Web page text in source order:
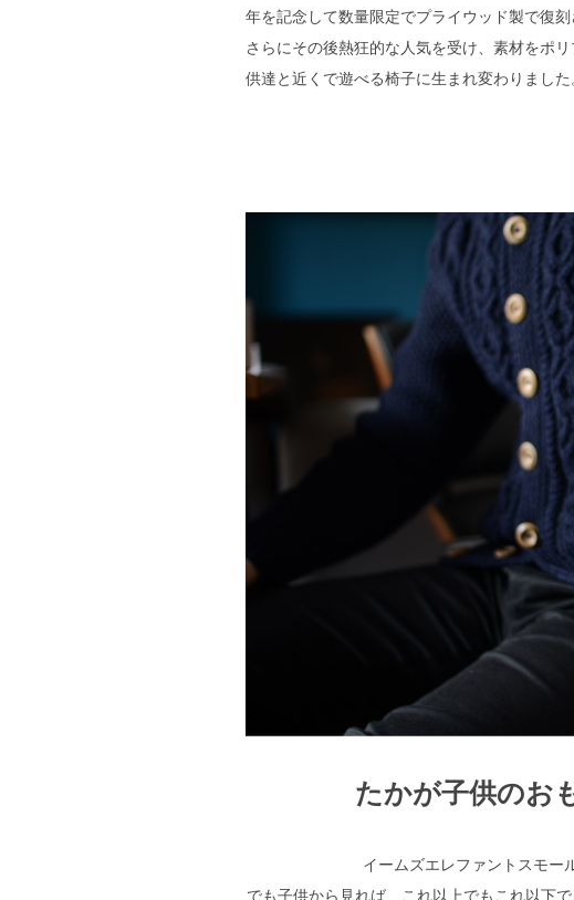
年を記念して数量限定でプライウッド製で復刻
さらにその後熱狂的な人気を受け、素材をポ
供達と近くで遊べる椅子に生まれ変わりました
たかが子供のお
イームズエレファントスモー
でも子供から見れば、これ以上でもこれ以下